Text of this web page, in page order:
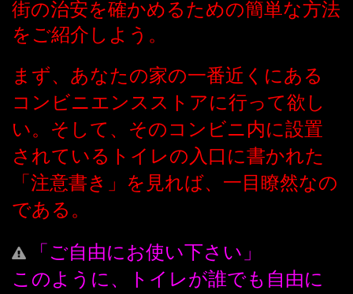
街の治安を確かめるための簡単な方法
をご紹介しよう。
まず、あなたの家の一番近くにある
コンビニエンスストアに行って欲し
い。そして、そのコンビニ内に設置
されているトイレの入口に書かれた
「注意書き」を見れば、一目瞭然なの
である。
「ご自由にお使い下さい」
このように、トイレが誰でも自由に